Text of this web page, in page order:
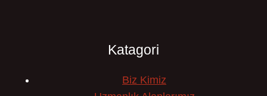
Katagori
Biz Kimiz